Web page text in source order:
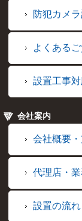
防犯カメ
よくある
設置工事
会社案内
会社概要
代理店・
設置の流れ